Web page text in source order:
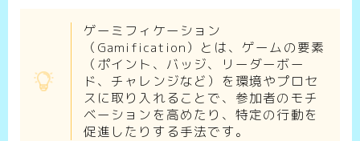
ゲーミフィケーション
（Gamification）とは、ゲームの要素
（ポイント、バッジ、リーダーボー
ド、チャレンジなど）を環境やプロセ
スに取り入れることで、参加者のモチ
ベーションを高めたり、特定の行動を
促進したりする手法です。